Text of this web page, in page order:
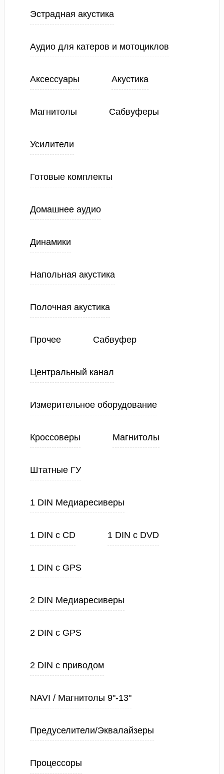
Эстрадная акустика
Аудио для катеров и мотоциклов
Аксессуары Акустика
Магнитолы Сабвуферы
Усилители
Готовые комплекты
Домашнее аудио
Динамики
Напольная акустика
Полочная акустика
Прочее Сабвуфер
Центральный канал
Измерительное оборудование
Кроссоверы Магнитолы
Штатные ГУ
1 DIN Медиаресиверы
1 DIN с CD 1 DIN с DVD
1 DIN с GPS
2 DIN Медиаресиверы
2 DIN с GPS
2 DIN с приводом
NAVI / Магнитолы 9"-13"
Предуселители/Эквалайзеры
Процессоры